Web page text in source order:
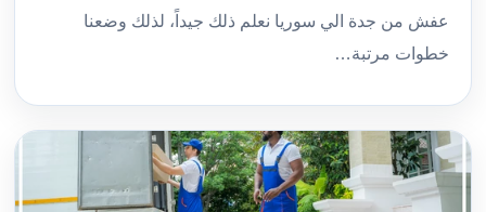
عفش من جدة الي سوريا نعلم ذلك جيداً، لذلك وضعنا
خطوات مرتبة…